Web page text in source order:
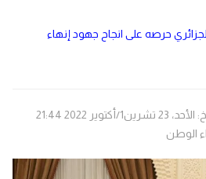
حرصه على انجاح جهود إنهاء
أكتوير 2022 21:44
الوطن